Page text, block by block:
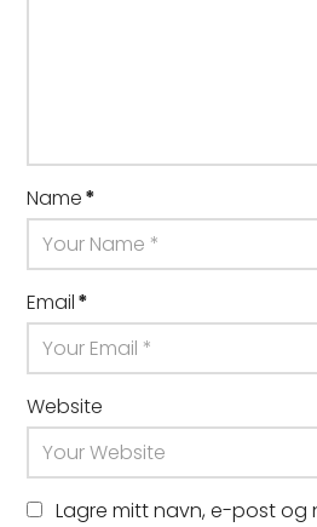
Name*
Email*
Website
Lagre mitt navn, e-post og